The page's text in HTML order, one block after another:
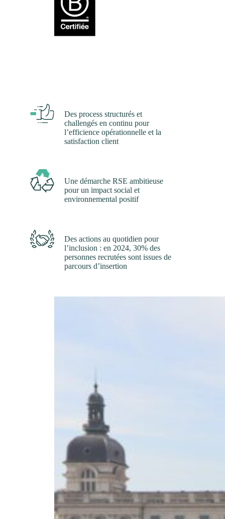
Des process structurés et
challengés en continu pour
l’efficience opérationnelle et la
satisfaction client
Une démarche RSE ambitieuse
pour un impact social et
environnemental positif
Des actions au quotidien pour
l’inclusion : en 2024, 30% des
personnes recrutées sont issues de
parcours d’insertion